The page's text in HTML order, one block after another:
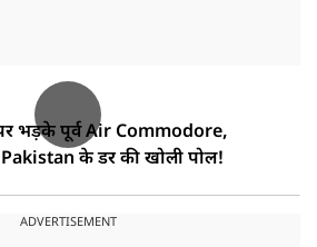
भड़के पूर्व Air Commodore,
के डर की खोली पोल!
ADVERTISEMENT